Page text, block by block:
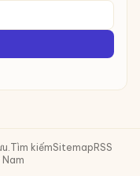
Tìm kiếmSitemap RSS